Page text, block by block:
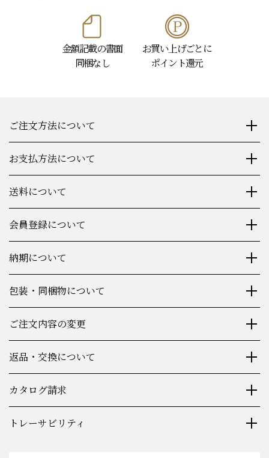
金額記載の書面
同梱なし
お買い上げごとに
ポイント還元
ご注文方法について
お支払方法について
送料について
会員登録について
納期について
包装・同梱物について
ご注文内容の変更
返品・交換について
カタログ請求
トレーサビリティ